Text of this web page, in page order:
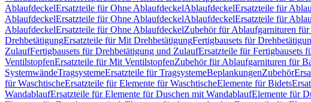
AblaufdeckelErsatzteile für Ohne AblaufdeckelAblaufdeckelErsatzteile für
AblaufdeckelErsatzteile für Ohne AblaufdeckelAblaufdeckelErsatzteile für
AblaufdeckelErsatzteile für Ohne AblaufdeckelZubehör für Ablaufgarnituren für
DrehbetätigungErsatzteile für Mit DrehbetätigungFertigbausets für
ZulaufFertigbausets für Drehbetätigung und ZulaufErsatzteile für Fertigbausets
VentilstopfenErsatzteile für Mit VentilstopfenZubehör für Ablaufgarnituren für
SystemwändeTragsystemeErsatzteile für TragsystemeBeplankungenZubehör
für WaschtischeErsatzteile für Elemente für WaschtischeElemente für Bidets
WandablaufErsatzteile für Elemente für Duschen mit WandablaufElemente für